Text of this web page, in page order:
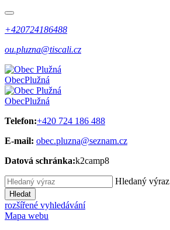
+420724186488
ou.pluzna@tiscali.cz
ObecPlužná
ObecPlužná
Telefon:+420 724 186 488
E-mail: obec.pluzna@seznam.cz
Datová schránka:k2camp8
Hledaný výraz
Hledat
rozšířené vyhledávání
Mapa webu